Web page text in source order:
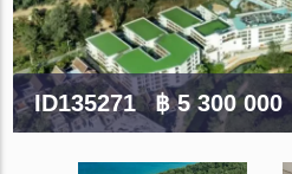
ID135271 ฿ 5 300 000